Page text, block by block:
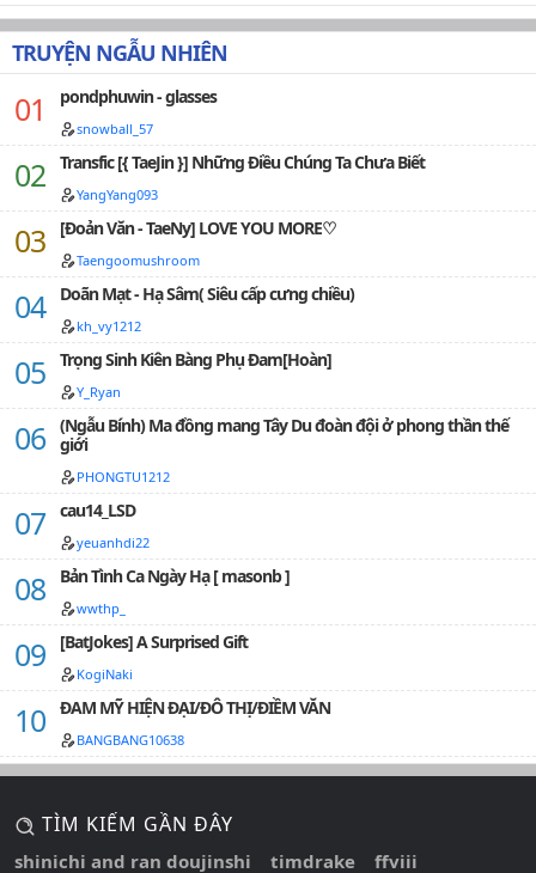
TRUYỆN NGẪU NHIÊN
pondphuwin - glasses
snowball_57
Transfic [{ TaeJin }] Những Điều Chúng Ta Chưa Biết
YangYang093
[Đoản Văn - TaeNy] LOVE YOU MORE♡
Taengoomushroom
Doãn Mạt - Hạ Sâm( Siêu cấp cưng chiều)
kh_vy1212
Trọng Sinh Kiên Bàng Phụ Đam[Hoàn]
Y_Ryan
(Ngẫu Bính) Ma đồng mang Tây Du đoàn đội ở phong thần thế
giới
PHONGTU1212
cau14_LSD
yeuanhdi22
Bản Tình Ca Ngày Hạ [ masonb ]
wwthp_
[BatJokes] A Surprised Gift
KogiNaki
ĐAM MỸ HIỆN ĐẠI/ĐÔ THỊ/ĐIỀM VĂN
BANGBANG10638
TÌM KIẾM GẦN ĐÂY
shinichi and ran doujinshi timdrake ffviii